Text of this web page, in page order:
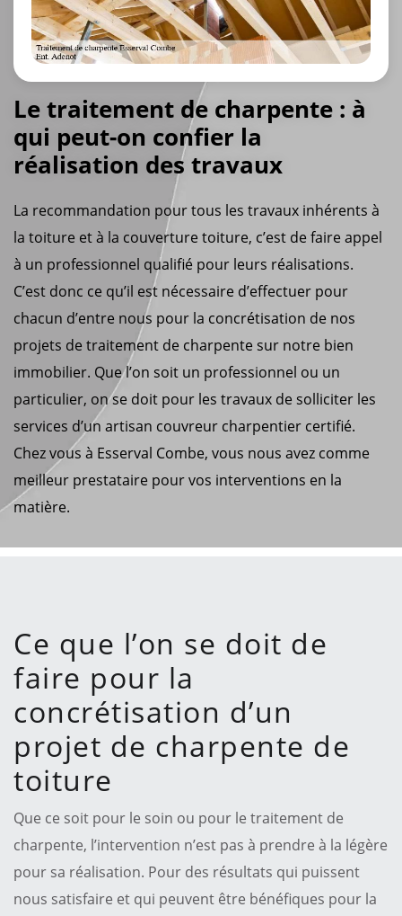
Le traitement de charpente : à
qui peut-on confier la
réalisation des travaux
La recommandation pour tous les travaux inhérents à
la toiture et à la couverture toiture, c’est de faire appel
à un professionnel qualifié pour leurs réalisations.
C’est donc ce qu’il est nécessaire d’effectuer pour
chacun d’entre nous pour la concrétisation de nos
projets de traitement de charpente sur notre bien
immobilier. Que l’on soit un professionnel ou un
particulier, on se doit pour les travaux de solliciter les
services d’un artisan couvreur charpentier certifié.
Chez vous à Esserval Combe, vous nous avez comme
meilleur prestataire pour vos interventions en la
matière.
Ce que l’on se doit de
faire pour la
concrétisation d’un
projet de charpente de
toiture
Que ce soit pour le soin ou pour le traitement de
charpente, l’intervention n’est pas à prendre à la légère
pour sa réalisation. Pour des résultats qui puissent
nous satisfaire et qui peuvent être bénéfiques pour la